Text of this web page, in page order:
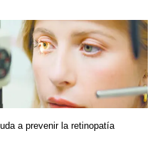
a prevenir la retinopatía